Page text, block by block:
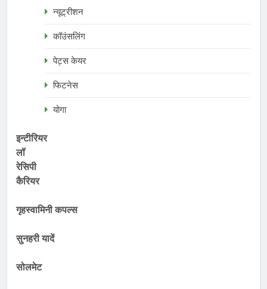
न्यूट्रीशन
कॉउंसलिंग
पेट्स केयर
फिटनेस
योगा
इन्टीरियर
लॉ
रेसिपी
कैरियर
गृहस्वामिनी कपल्स
सुनहरी यादें
सोलमेट